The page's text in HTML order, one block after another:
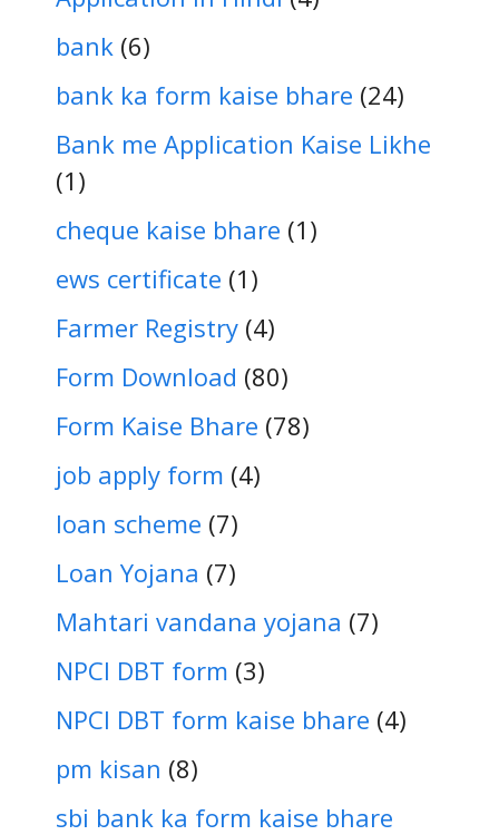
bank (6)
bank ka form kaise bhare (24)
Bank me Application Kaise Likhe
(1)
cheque kaise bhare (1)
ews certificate (1)
Farmer Registry (4)
Form Download (80)
Form Kaise Bhare (78)
job apply form (4)
loan scheme (7)
Loan Yojana (7)
Mahtari vandana yojana (7)
NPCI DBT form (3)
NPCI DBT form kaise bhare (4)
pm kisan (8)
sbi bank ka form kaise bhare